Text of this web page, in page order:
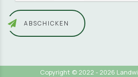
ABSCHICKEN
Copyright © 2022 - 2026